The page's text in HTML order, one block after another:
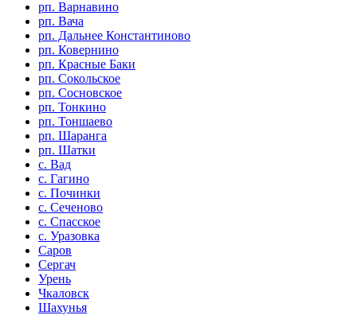
рп. Варнавино
рп. Вача
рп. Дальнее Константиново
рп. Ковернино
рп. Красные Баки
рп. Сокольское
рп. Сосновское
рп. Тонкино
рп. Тоншаево
рп. Шаранга
рп. Шатки
с. Вад
с. Гагино
с. Починки
с. Сеченово
с. Спасское
с. Уразовка
Саров
Сергач
Урень
Чкаловск
Шахунья